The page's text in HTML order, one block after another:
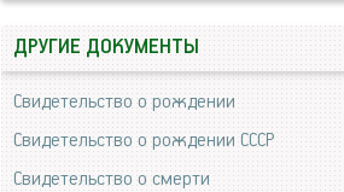
ДРУГИЕ ДОКУМЕНТЫ
Свидетельство о рождении
Свидетельство о рождении СССР
Свидетельство о смерти